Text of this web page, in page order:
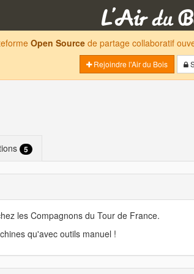
Open Source de partage collaboratif
Rejoindre l'Air du Bois
5
les Compagnons du Tour de France.
qu'avec outils manuel !